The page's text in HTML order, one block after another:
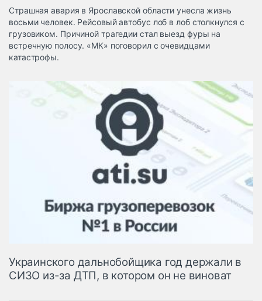
терминалы
Коммерческий
транспорт
запчасти, шины
Топливо, масла и
автохимия
Дзен
Страшная авария в Ярославской области унесла жизнь
восьми человек. Рейсовый автобус лоб в лоб столкнулся с
грузовиком. Причиной трагедии стал выезд фуры на
встречную полосу. «МК» поговорил с очевидцами
катастрофы.
Украинского дальнобойщика год держали в
СИЗО из-за ДТП, в котором он не виноват